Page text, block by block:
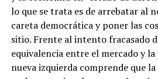
lo que se trata es de arrebatar al
careta democrática y poner las
sitio. Frente al intento fracasado
equivalencia entre el mercado y la
nueva izquierda comprende que